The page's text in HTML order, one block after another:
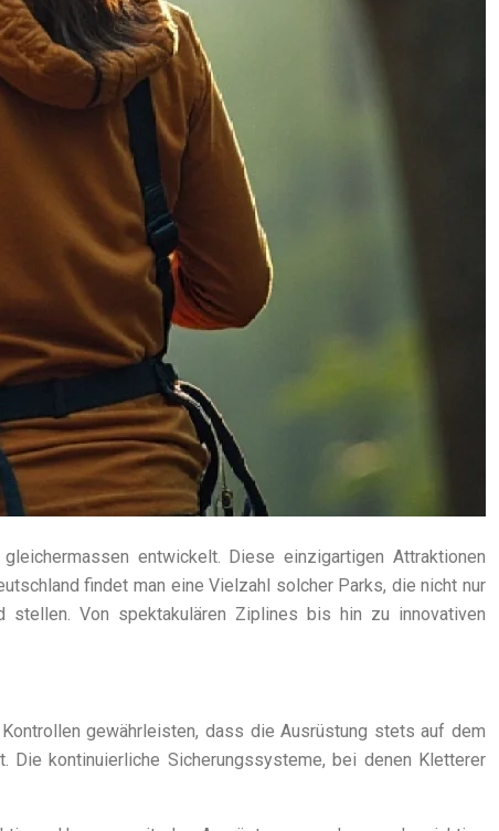
entwickelt. Diese einzigartigen Attraktionen
findet man eine Vielzahl solcher Parks, die nicht nur
stellen. Von spektakulären Ziplines bis hin zu innovativen
gewährleisten, dass die Ausrüstung stets auf dem
kontinuierliche Sicherungssysteme, bei denen Kletterer